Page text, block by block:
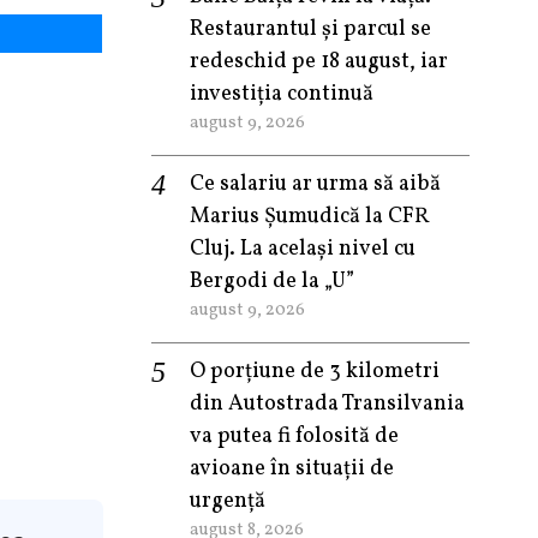
Restaurantul și parcul se
redeschid pe 18 august, iar
investiția continuă
august 9, 2026
Ce salariu ar urma să aibă
Marius Șumudică la CFR
Cluj. La același nivel cu
Bergodi de la „U”
august 9, 2026
O porțiune de 3 kilometri
din Autostrada Transilvania
va putea fi folosită de
avioane în situații de
urgență
august 8, 2026